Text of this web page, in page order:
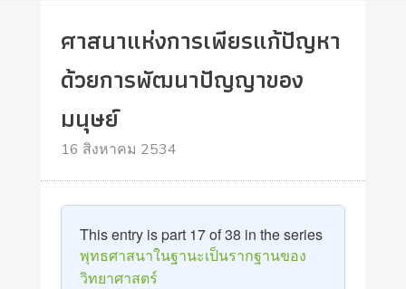
ศาสนาแห่งการเพียรแก้ปัญหา
ด้วยการพัฒนาปัญญาของ
มนุษย์
16 สิงหาคม 2534
This entry is part 17 of 38 in the series
พุทธศาสนาในฐานะเป็นรากฐานของ
วิทยาศาสตร์